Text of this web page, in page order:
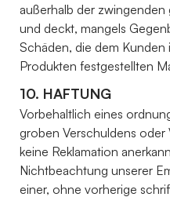
außerhalb der
und deckt, mangels
Schäden, die dem Kunden
Produkten festgestellten
10. HAFTUNG
Vorbehaltlich eines
groben Verschuldens oder
keine Reklamation
Nichtbeachtung unserer
einer, ohne vorherige